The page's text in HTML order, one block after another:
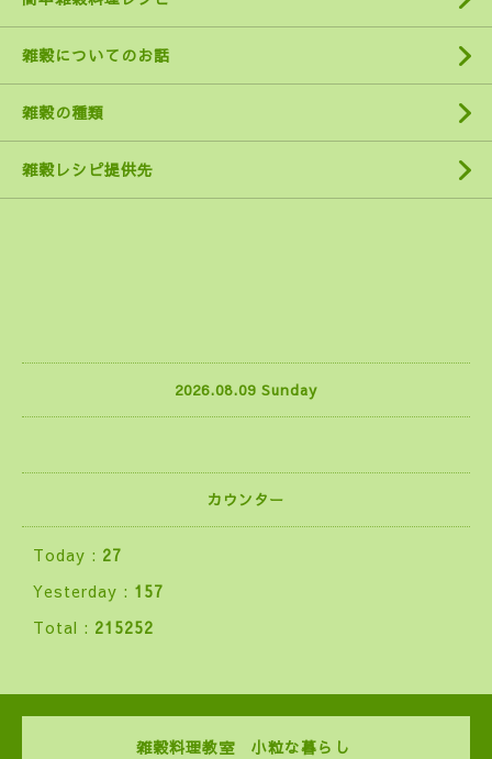
雑穀についてのお話
雑穀の種類
雑穀レシピ提供先
2026.08.09 Sunday
カウンター
Today : 27
Yesterday : 157
Total : 215252
雑穀料理教室 小粒な暮らし